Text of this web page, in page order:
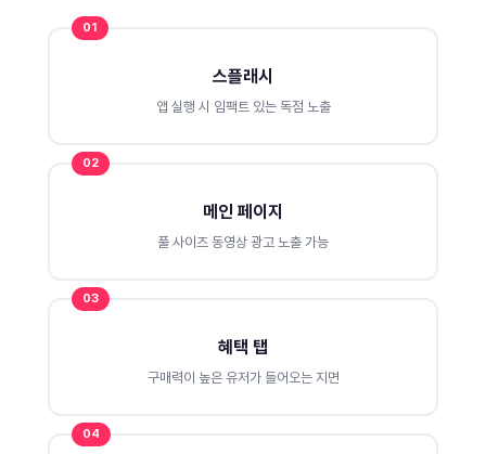
01
스플래시
앱 실행 시 임팩트 있는 독점 노출
02
메인 페이지
풀 사이즈 동영상 광고 노출 가능
03
혜택 탭
구매력이 높은 유저가 들어오는 지면
04